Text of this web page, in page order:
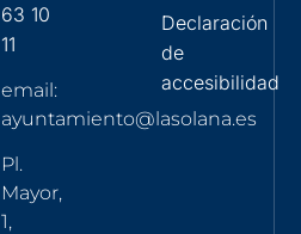
63 10
11
email:
ayuntamiento@lasolana.es
Pl.
Mayor,
1,
Declaración
de
accesibilidad